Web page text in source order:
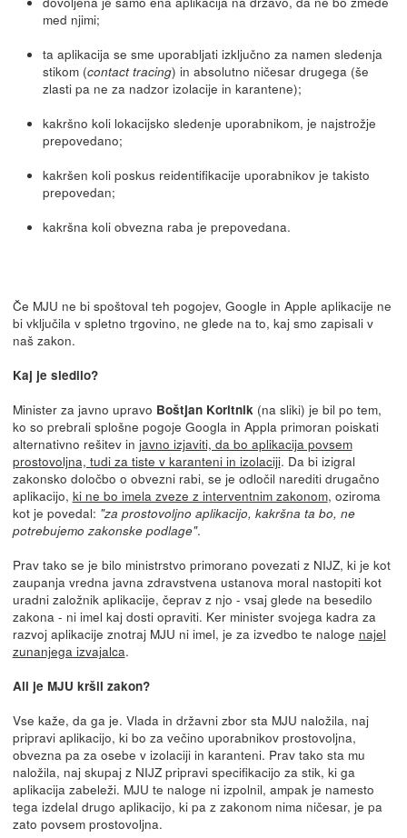
med njimi;
ta aplikacija se sme uporabljati izključno za namen sledenja
stikom (contact tracing) in absolutno ničesar drugega (še
zlasti pa ne za nadzor izolacije in karantene);
kakršno koli lokacijsko sledenje uporabnikom, je najstrožje
prepovedano;
kakršen koli poskus reidentifikacije uporabnikov je takisto
prepovedan;
kakršna koli obvezna raba je prepovedana.
Če MJU ne bi spoštoval teh pogojev, Google in Apple aplikacije ne
bi vključila v spletno trgovino, ne glede na to, kaj smo zapisali v
naš zakon.
Kaj je sledilo?
Minister za javno upravo Boštjan Koritnik(na sliki) je bil po tem,
ko so prebrali splošne pogoje Googla in Appla primoran poiskati
alternativno rešitev in javno izjaviti, da bo aplikacija povsem
prostovoljna, tudi za tiste v karanteni in izolaciji. Da bi izigral
zakonsko določbo o obvezni rabi, se je odločil narediti drugačno
aplikacijo, ki ne bo imela zveze z interventnim zakonom, oziroma
kot je povedal: "za prostovoljno aplikacijo, kakršna ta bo, ne
potrebujemo zakonske podlage".
Prav tako se je bilo ministrstvo primorano povezati z NIJZ, ki je kot
zaupanja vredna javna zdravstvena ustanova moral nastopiti kot
uradni založnik aplikacije, čeprav z njo - vsaj glede na besedilo
zakona - ni imel kaj dosti opraviti. Ker minister svojega kadra za
razvoj aplikacije znotraj MJU ni imel, je za izvedbo te naloge najel
zunanjega izvajalca.
Ali je MJU kršil zakon?
Vse kaže, da ga je. Vlada in državni zbor sta MJU naložila, naj
pripravi aplikacijo, ki bo za večino uporabnikov prostovoljna,
obvezna pa za osebe v izolaciji in karanteni. Prav tako sta mu
naložila, naj skupaj z NIJZ pripravi specifikacijo za stik, ki ga
aplikacija zabeleži. MJU te naloge ni izpolnil, ampak je namesto
tega izdelal drugo aplikacijo, ki pa z zakonom nima ničesar, je pa
zato povsem prostovoljna.